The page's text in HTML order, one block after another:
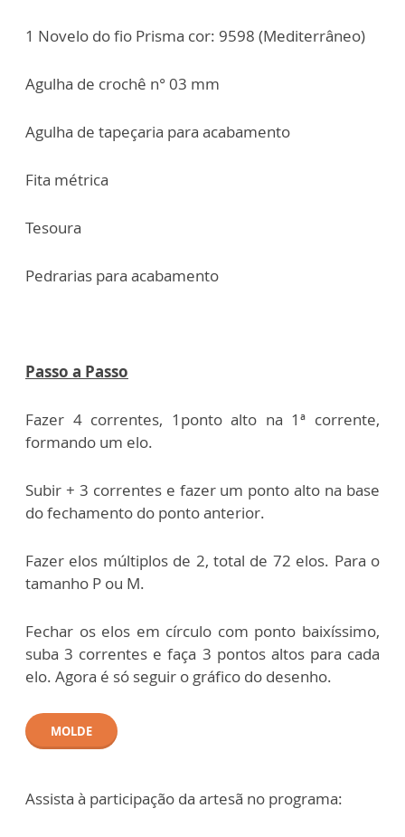
1 Novelo do fio Prisma cor: 9598 (Mediterrâneo)
Agulha de crochê n° 03 mm
Agulha de tapeçaria para acabamento
Fita métrica
Tesoura
Pedrarias para acabamento
Passo a Passo
Fazer 4 correntes, 1ponto alto na 1ª corrente,
formando um elo.
Subir + 3 correntes e fazer um ponto alto na base
do fechamento do ponto anterior.
Fazer elos múltiplos de 2, total de 72 elos. Para o
tamanho P ou M.
Fechar os elos em círculo com ponto baixíssimo,
suba 3 correntes e faça 3 pontos altos para cada
elo. Agora é só seguir o gráfico do desenho.
MOLDE
Assista à participação da artesã no programa: